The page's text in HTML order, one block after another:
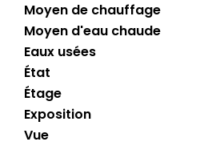
Moyen de chauffage
Moyen d'eau chaude
Eaux usées
État
Étage
Exposition
Vue